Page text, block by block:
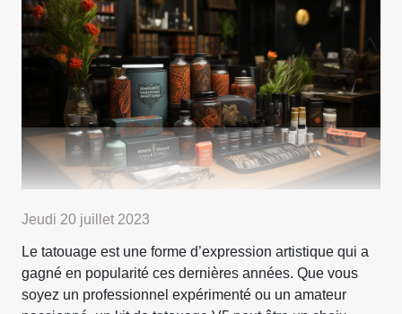
Jeudi 20 juillet 2023
Le tatouage est une forme d’expression artistique qui a
gagné en popularité ces dernières années. Que vous
soyez un professionnel expérimenté ou un amateur